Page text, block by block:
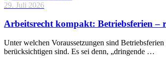
29. Juli 2026
Arbeitsrecht kompakt: Betriebsferien –
Unter welchen Voraussetzungen sind
berücksichtigen sind. Es sei denn, „dringende …